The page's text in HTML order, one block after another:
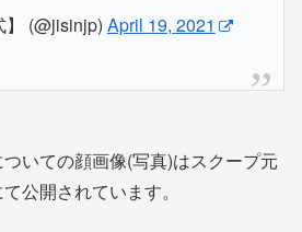
(@jisinjp) April 19, 2021
いての顔画像(写真)はスクープ元
公開されています。